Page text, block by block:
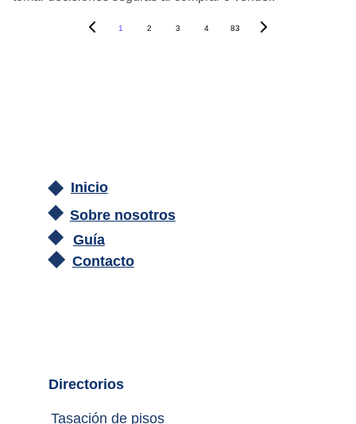
1 2 3 4 83
Inicio
Guía
Contacto
Sobre nosotros
Directorios
Tasación de pisos